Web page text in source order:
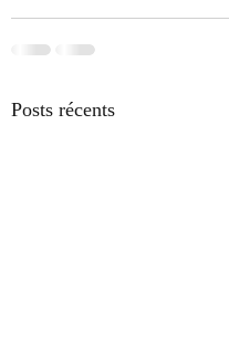
Posts récents